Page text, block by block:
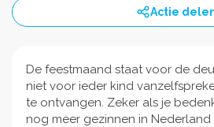
Actie
De feestmaand staat voor de
niet voor ieder kind
te ontvangen. Zeker als je
nog meer gezinnen in